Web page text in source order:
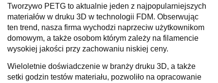
Tworzywo PETG to aktualnie jeden z najpopularniejszych
materiałów w druku 3D w technologii FDM. Obserwując
ten trend, nasza firma wychodzi naprzeciw użytkownikom
domowym, a także osobom którym zależy na filamencie
wysokiej jakości przy zachowaniu niskiej ceny.
Wieloletnie doświadczenie w branży druku 3D, a także
setki godzin testów materiału, pozwoliło na opracowanie